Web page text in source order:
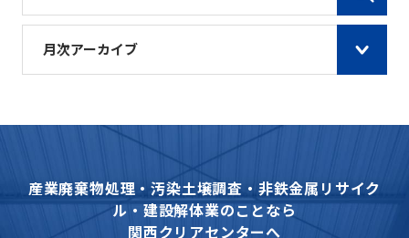
月次アーカイブ
産業廃棄物処理・汚染土壌調査・非鉄金属リサイク
ル・建設解体業のことなら
関西クリアセンターへ